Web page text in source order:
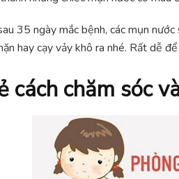
35 ngày mắc bệnh, các mụn
hay cạy vảy khô ra nhé. Rất dễ
cách chăm sóc